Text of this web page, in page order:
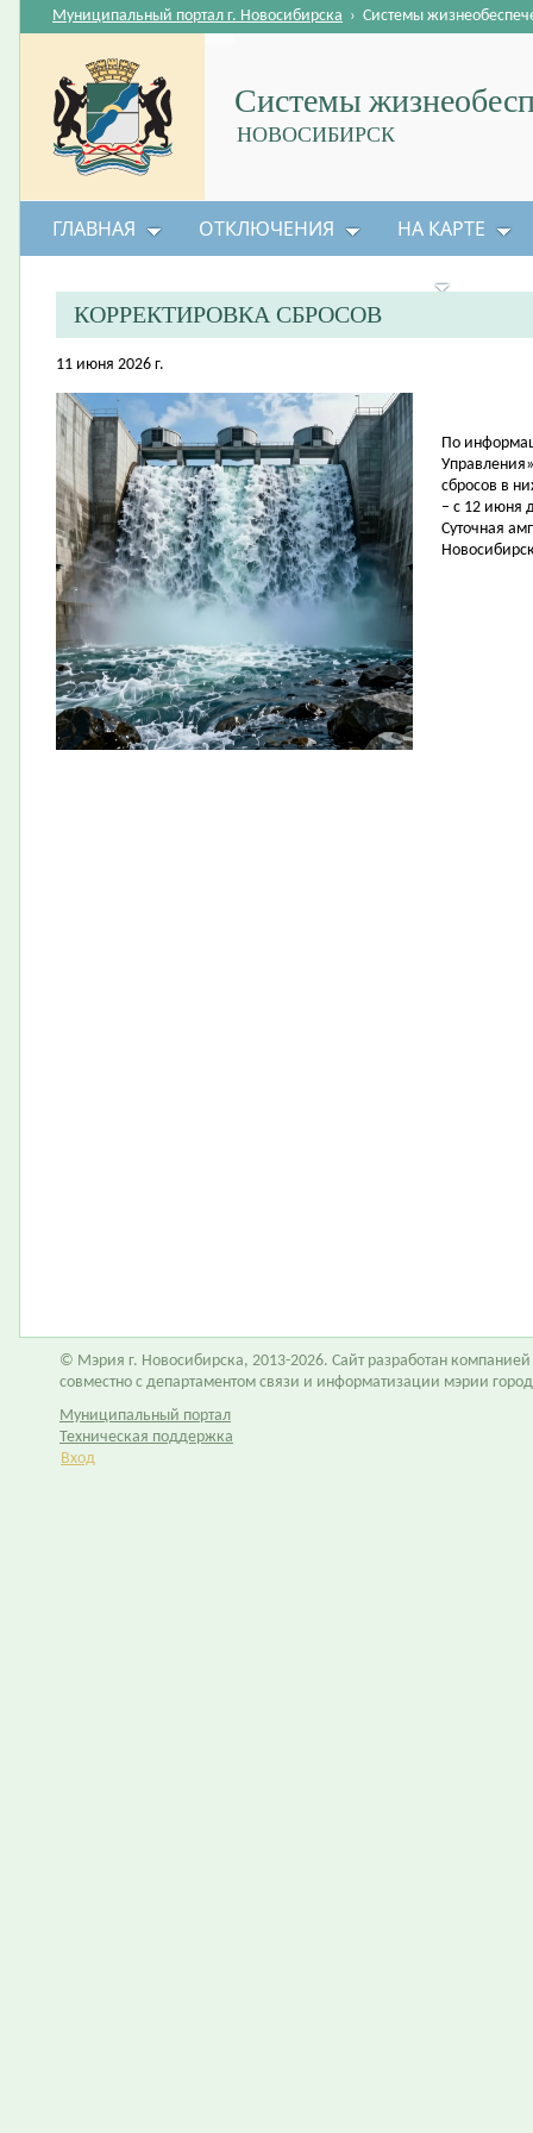
Системы
НОВОСИБИРСК
Муниципальный портал г. Новосибирска › Системы
ГЛАВНАЯ ОТКЛЮЧЕНИЯ НА КАРТЕ
КОРРЕКТИРОВКА СБРОСОВ
11 июня 2026 г.
По
сбросов в
– с 12 июня
Суточная
© Мэрия г. Новосибирска, 2013-2026. Сайт разработан компанией
совместно с департаментом связи и информатизации мэрии
Муниципальный портал
Техническая поддержка
Вход